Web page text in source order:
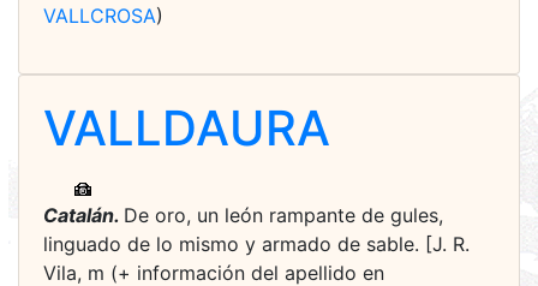
VALLCROSA)
VALLDAURA
Catalán. De oro, un león rampante de gules,
linguado de lo mismo y armado de sable. [J. R.
Vila, m (+ información del apellido en